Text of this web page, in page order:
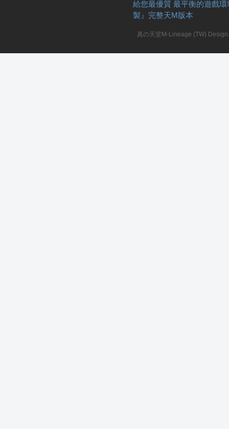
給您最優質 最平衡的遊戲
製』完整天M版本
真の天堂M-Lineage (TW)